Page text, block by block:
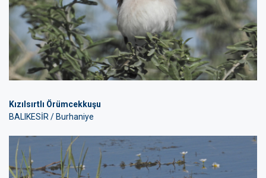
Kızılsırtlı Örümcekkuşu
BALIKESİR / Burhaniye